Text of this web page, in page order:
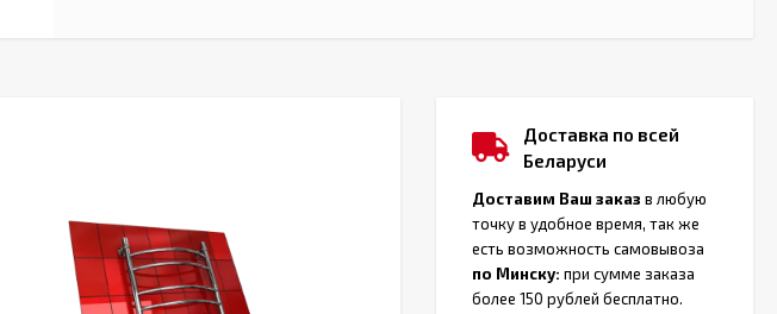
Доставка по всей
Беларуси
Доставим Ваш заказ в любую
точку в удобное время, так же
есть возможность самовывоза
по Минску: при сумме заказа
более 150 рублей бесплатно.